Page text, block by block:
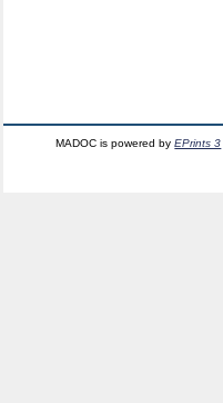
MADOC is powered byEPrints 3